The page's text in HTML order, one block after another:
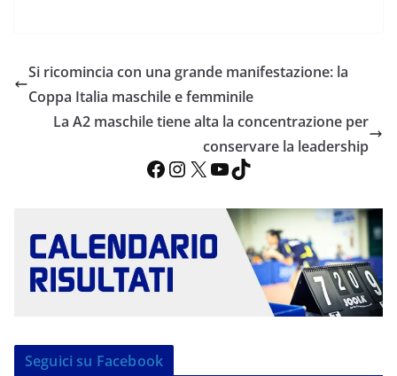
Si ricomincia con una grande manifestazione: la
Coppa Italia maschile e femminile
La A2 maschile tiene alta la concentrazione per
conservare la leadership
Facebook InstagramX YouTube TikTok
Seguici su Facebook